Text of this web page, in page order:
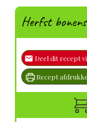
Herfst
Deel dit recept
Recept